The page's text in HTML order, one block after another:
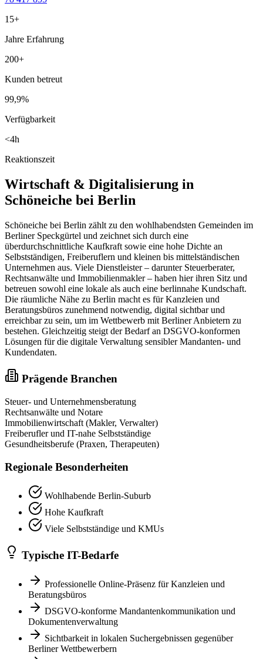
15+
Jahre Erfahrung
200+
Kunden betreut
99,9%
Verfügbarkeit
<4h
Reaktionszeit
Wirtschaft & Digitalisierung in
Schöneiche bei Berlin
Schöneiche bei Berlin zählt zu den wohlhabendsten Gemeinden im
Berliner Speckgürtel und zeichnet sich durch eine
überdurchschnittliche Kaufkraft sowie eine hohe Dichte an
Selbstständigen, Freiberuflern und kleinen bis mittelständischen
Unternehmen aus. Viele Dienstleister – darunter Steuerberater,
Rechtsanwälte und Immobilienmakler – haben hier ihren Sitz und
betreuen sowohl eine lokale als auch eine berlinnahe Kundschaft.
Die räumliche Nähe zu Berlin macht es für Kanzleien und
Beratungsbüros zunehmend notwendig, digital sichtbar und
erreichbar zu sein, um im Wettbewerb mit Berliner Anbietern zu
bestehen. Gleichzeitig steigt der Bedarf an DSGVO-konformen
Lösungen für die digitale Verwaltung sensibler Mandanten- und
Kundendaten.
Prägende Branchen
Steuer- und Unternehmensberatung
Rechtsanwälte und Notare
Immobilienwirtschaft (Makler, Verwalter)
Freiberufler und IT-nahe Selbstständige
Gesundheitsberufe (Praxen, Therapeuten)
Regionale Besonderheiten
Wohlhabende Berlin-Suburb
Hohe Kaufkraft
Viele Selbstständige und KMUs
Typische IT-Bedarfe
Professionelle Online-Präsenz für Kanzleien und
Beratungsbüros
DSGVO-konforme Mandantenkommunikation und
Dokumentenverwaltung
Sichtbarkeit in lokalen Suchergebnissen gegenüber
Berliner Wettbewerbern